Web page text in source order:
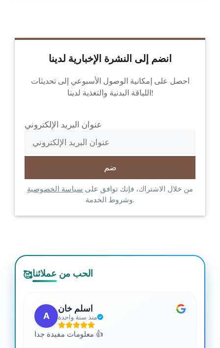
انضم إلى النشرة الإخبارية لدينا
احصل على إمكانية الوصول الأسبوعي إلى تحديثات
اللياقة البدنية والتغذية لدينا!
عنوان البريد الإلكتروني
من خلال الاشتراك، فإنك توافق على سياسة الخصوصية
وشروط الخدمة.
🥰الحب من عملائنا
A
اسلم خان
منذ سنة واحدة
معلومات مفيدة جدا 👍